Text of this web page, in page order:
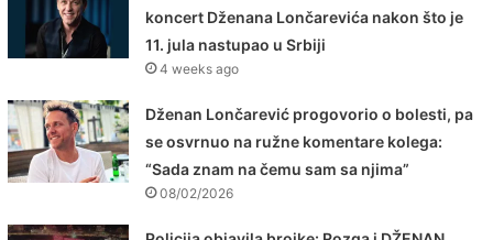
koncert Dženana Lončarevića nakon što je
11. jula nastupao u Srbiji
4 weeks ago
Dženan Lončarević progovorio o bolesti, pa
se osvrnuo na ružne komentare kolega:
“Sada znam na čemu sam sa njima”
08/02/2026